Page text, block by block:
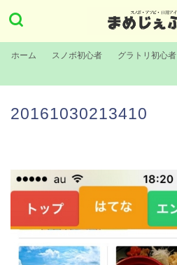
ホーム スノボ初心者 グラトリ初心者
20161030213410